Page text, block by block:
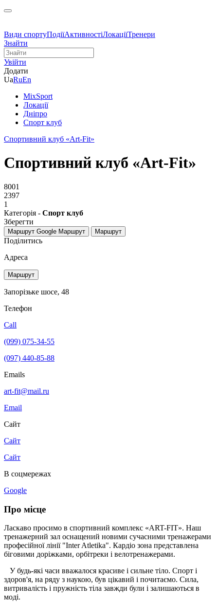
Види спортуПодіїАктивностіЛокаціїТренери
Знайти
Увійти
Додати
UaRuEn
MixSport
Локації
Дніпро
Спорт клуб
Спортивний клуб «Art-Fit»
Спортивний клуб «Art-Fit»
8001
2397
1
Категорія - Спорт клуб
Зберегти
Маршрут Google Маршрут Маршрут
Поділитись
Адреса
Маршрут
Запорізьке шосе, 48
Телефон
Call
(099) 075-34-55
(097) 440-85-88
Emails
art-fit@mail.ru
Email
Сайт
Сайт
Сайт
В соцмережах
Google
Про місце
Ласкаво просимо в спортивний комплекс «ART-FIT». Наш
тренажерний зал оснащений новими сучасними тренажерами
професійної лінії "Inter Atletika". Кардіо зона представлена ​​
біговими доріжками, орбітреки і велотренажерами.
У будь-які часи вважалося красиве і сильне тіло. Спорт і
здоров'я, на ряду з наукою, був цікавий і почитаємо. Сила,
витривалість і пружність тіла завжди були і залишаються в
моді.